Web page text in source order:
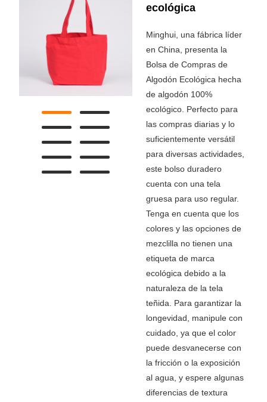
ecológica
Minghui, una fábrica líder
en China, presenta la
Bolsa de Compras de
Algodón Ecológica hecha
de algodón 100%
ecológico. Perfecto para
las compras diarias y lo
suficientemente versátil
para diversas actividades,
este bolso duradero
cuenta con una tela
gruesa para uso regular.
Tenga en cuenta que los
colores y las opciones de
mezclilla no tienen una
etiqueta de marca
ecológica debido a la
naturaleza de la tela
teñida. Para garantizar la
longevidad, manipule con
cuidado, ya que el color
puede desvanecerse con
la fricción o la exposición
al agua, y espere algunas
diferencias de textura